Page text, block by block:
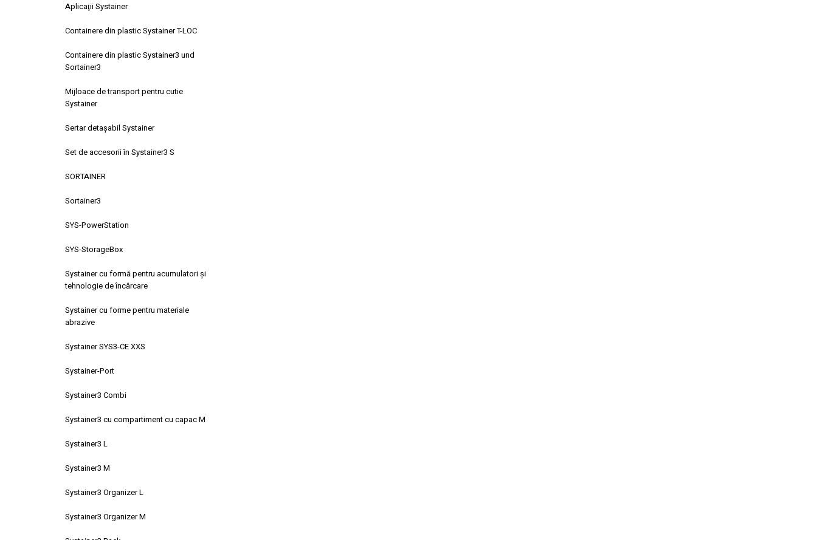
Aplicaţii Systainer
Containere din plastic Systainer T-LOC
Containere din plastic Systainer3 und
Sortainer3
Mijloace de transport pentru cutie
Systainer
Sertar detaşabil Systainer
Set de accesorii în Systainer3 S
SORTAINER
Sortainer3
SYS-PowerStation
SYS-StorageBox
Systainer cu formă pentru acumulatori şi
tehnologie de încărcare
Systainer cu forme pentru materiale
abrazive
Systainer SYS3-CE XXS
Systainer-Port
Systainer3 Combi
Systainer3 cu compartiment cu capac M
Systainer3 L
Systainer3 M
Systainer3 Organizer L
Systainer3 Organizer M